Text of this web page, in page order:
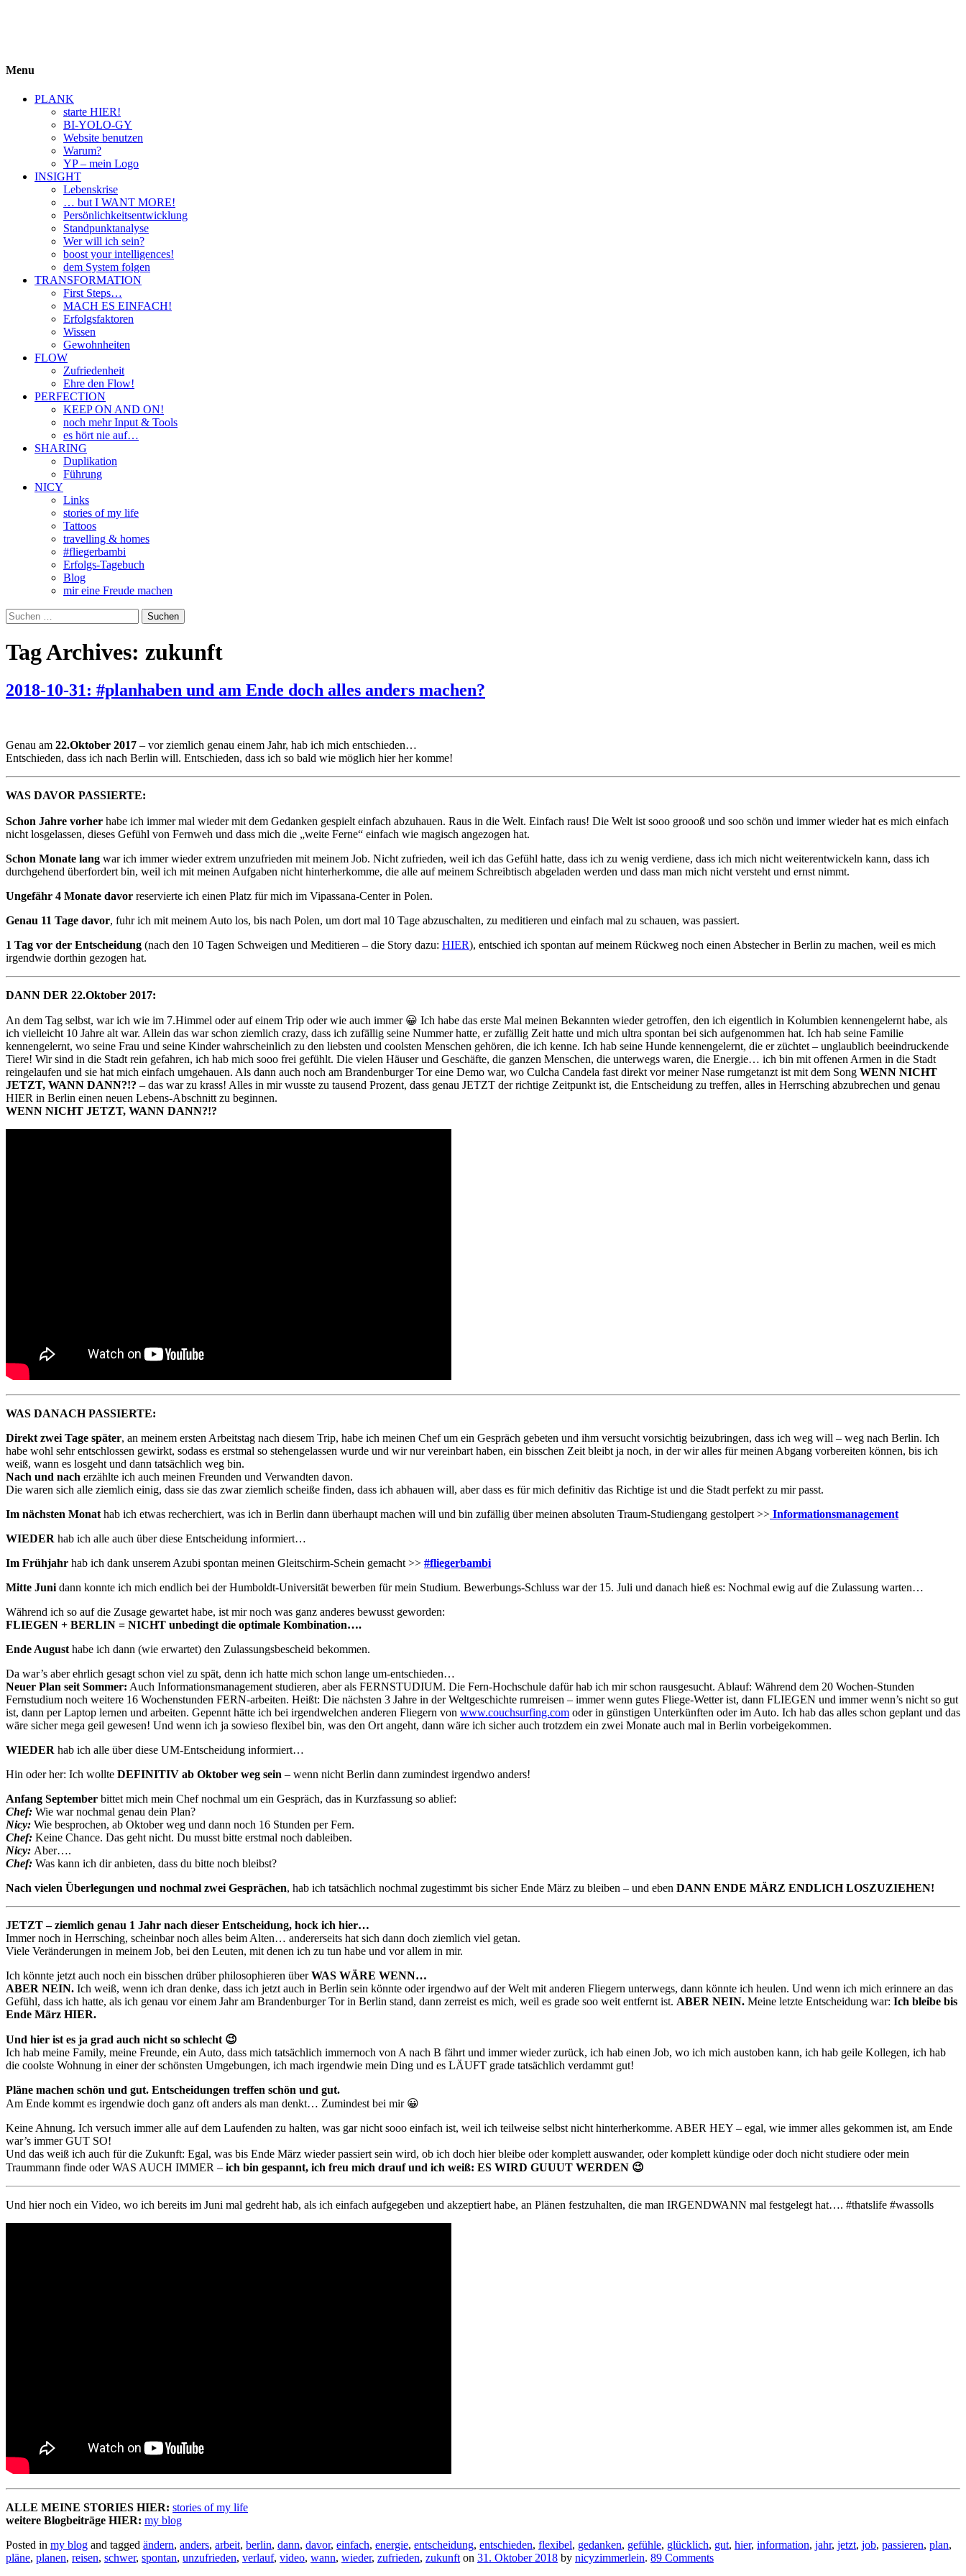
Menu
PLANK
starte HIER!
BI-YOLO-GY
Website benutzen
Warum?
YP – mein Logo
INSIGHT
Lebenskrise
… but I WANT MORE!
Persönlichkeitsentwicklung
Standpunktanalyse
Wer will ich sein?
boost your intelligences!
dem System folgen
TRANSFORMATION
First Steps…
MACH ES EINFACH!
Erfolgsfaktoren
Wissen
Gewohnheiten
FLOW
Zufriedenheit
Ehre den Flow!
PERFECTION
KEEP ON AND ON!
noch mehr Input & Tools
es hört nie auf…
SHARING
Duplikation
Führung
NICY
Links
stories of my life
Tattoos
travelling & homes
#fliegerbambi
Erfolgs-Tagebuch
Blog
mir eine Freude machen
Suchen
nach:
Tag Archives: zukunft
2018-10-31: #planhaben und am Ende doch alles anders machen?
Genau am 22.Oktober 2017 – vor ziemlich genau einem Jahr, hab ich mich entschieden…
Entschieden, dass ich nach Berlin will. Entschieden, dass ich so bald wie möglich hier her komme!
WAS DAVOR PASSIERTE:
Schon Jahre vorher habe ich immer mal wieder mit dem Gedanken gespielt einfach abzuhauen. Raus in die Welt. Einfach raus! Die Welt ist sooo groooß und soo schön und immer wieder hat es mich einfach
nicht losgelassen, dieses Gefühl von Fernweh und dass mich die „weite Ferne“ einfach wie magisch angezogen hat.
Schon Monate lang war ich immer wieder extrem unzufrieden mit meinem Job. Nicht zufrieden, weil ich das Gefühl hatte, dass ich zu wenig verdiene, dass ich mich nicht weiterentwickeln kann, dass ich
durchgehend überfordert bin, weil ich mit meinen Aufgaben nicht hinterherkomme, die alle auf meinem Schreibtisch abgeladen werden und dass man mich nicht versteht und ernst nimmt.
Ungefähr 4 Monate davor reservierte ich einen Platz für mich im Vipassana-Center in Polen.
Genau 11 Tage davor, fuhr ich mit meinem Auto los, bis nach Polen, um dort mal 10 Tage abzuschalten, zu meditieren und einfach mal zu schauen, was passiert.
1 Tag vor der Entscheidung (nach den 10 Tagen Schweigen und Meditieren – die Story dazu: HIER), entschied ich spontan auf meinem Rückweg noch einen Abstecher in Berlin zu machen, weil es mich
irgendwie dorthin gezogen hat.
DANN DER 22.Oktober 2017:
An dem Tag selbst, war ich wie im 7.Himmel oder auf einem Trip oder wie auch immer 😀 Ich habe das erste Mal meinen Bekannten wieder getroffen, den ich eigentlich in Kolumbien kennengelernt habe, als
ich vielleicht 10 Jahre alt war. Allein das war schon ziemlich crazy, dass ich zufällig seine Nummer hatte, er zufällig Zeit hatte und mich ultra spontan bei sich aufgenommen hat. Ich hab seine Familie
kennengelernt, wo seine Frau und seine Kinder wahrscheinlich zu den liebsten und coolsten Menschen gehören, die ich kenne. Ich hab seine Hunde kennengelernt, die er züchtet – unglaublich beeindruckende
Tiere! Wir sind in die Stadt rein gefahren, ich hab mich sooo frei gefühlt. Die vielen Häuser und Geschäfte, die ganzen Menschen, die unterwegs waren, die Energie… ich bin mit offenen Armen in die Stadt
reingelaufen und sie hat mich einfach umgehauen. Als dann auch noch am Brandenburger Tor eine Demo war, wo Culcha Candela fast direkt vor meiner Nase rumgetanzt ist mit dem Song WENN NICHT
JETZT, WANN DANN?!? – das war zu krass! Alles in mir wusste zu tausend Prozent, dass genau JETZT der richtige Zeitpunkt ist, die Entscheidung zu treffen, alles in Herrsching abzubrechen und genau
HIER in Berlin einen neuen Lebens-Abschnitt zu beginnen.
WENN NICHT JETZT, WANN DANN?!?
WAS DANACH PASSIERTE:
Direkt zwei Tage später, an meinem ersten Arbeitstag nach diesem Trip, habe ich meinen Chef um ein Gespräch gebeten und ihm versucht vorsichtig beizubringen, dass ich weg will – weg nach Berlin. Ich
habe wohl sehr entschlossen gewirkt, sodass es erstmal so stehengelassen wurde und wir nur vereinbart haben, ein bisschen Zeit bleibt ja noch, in der wir alles für meinen Abgang vorbereiten können, bis ich
weiß, wann es losgeht und dann tatsächlich weg bin.
Nach und nach erzählte ich auch meinen Freunden und Verwandten davon.
Die waren sich alle ziemlich einig, dass sie das zwar ziemlich scheiße finden, dass ich abhauen will, aber dass es für mich definitiv das Richtige ist und die Stadt perfekt zu mir passt.
Im nächsten Monat hab ich etwas recherchiert, was ich in Berlin dann überhaupt machen will und bin zufällig über meinen absoluten Traum-Studiengang gestolpert >> Informationsmanagement
WIEDER hab ich alle auch über diese Entscheidung informiert…
Im Frühjahr hab ich dank unserem Azubi spontan meinen Gleitschirm-Schein gemacht >> #fliegerbambi
Mitte Juni dann konnte ich mich endlich bei der Humboldt-Universität bewerben für mein Studium. Bewerbungs-Schluss war der 15. Juli und danach hieß es: Nochmal ewig auf die Zulassung warten…
Während ich so auf die Zusage gewartet habe, ist mir noch was ganz anderes bewusst geworden:
FLIEGEN + BERLIN = NICHT unbedingt die optimale Kombination….
Ende August habe ich dann (wie erwartet) den Zulassungsbescheid bekommen.
Da war’s aber ehrlich gesagt schon viel zu spät, denn ich hatte mich schon lange um-entschieden…
Neuer Plan seit Sommer: Auch Informationsmanagement studieren, aber als FERNSTUDIUM. Die Fern-Hochschule dafür hab ich mir schon rausgesucht. Ablauf: Während dem 20 Wochen-Stunden
Fernstudium noch weitere 16 Wochenstunden FERN-arbeiten. Heißt: Die nächsten 3 Jahre in der Weltgeschichte rumreisen – immer wenn gutes Fliege-Wetter ist, dann FLIEGEN und immer wenn’s nicht so gut
ist, dann per Laptop lernen und arbeiten. Gepennt hätte ich bei irgendwelchen anderen Fliegern von www.couchsurfing.com oder in günstigen Unterkünften oder im Auto. Ich hab das alles schon geplant und das
wäre sicher mega geil gewesen! Und wenn ich ja sowieso flexibel bin, was den Ort angeht, dann wäre ich sicher auch trotzdem ein zwei Monate auch mal in Berlin vorbeigekommen.
WIEDER hab ich alle über diese UM-Entscheidung informiert…
Hin oder her: Ich wollte DEFINITIV ab Oktober weg sein – wenn nicht Berlin dann zumindest irgendwo anders!
Anfang September bittet mich mein Chef nochmal um ein Gespräch, das in Kurzfassung so ablief:
Chef: Wie war nochmal genau dein Plan?
Nicy: Wie besprochen, ab Oktober weg und dann noch 16 Stunden per Fern.
Chef: Keine Chance. Das geht nicht. Du musst bitte erstmal noch dableiben.
Nicy: Aber….
Chef: Was kann ich dir anbieten, dass du bitte noch bleibst?
Nach vielen Überlegungen und nochmal zwei Gesprächen, hab ich tatsächlich nochmal zugestimmt bis sicher Ende März zu bleiben – und eben DANN ENDE MÄRZ ENDLICH LOSZUZIEHEN!
JETZT – ziemlich genau 1 Jahr nach dieser Entscheidung, hock ich hier…
Immer noch in Herrsching, scheinbar noch alles beim Alten… andererseits hat sich dann doch ziemlich viel getan.
Viele Veränderungen in meinem Job, bei den Leuten, mit denen ich zu tun habe und vor allem in mir.
Ich könnte jetzt auch noch ein bisschen drüber philosophieren überWAS WÄRE WENN…
ABER NEIN. Ich weiß, wenn ich dran denke, dass ich jetzt auch in Berlin sein könnte oder irgendwo auf der Welt mit anderen Fliegern unterwegs, dann könnte ich heulen. Und wenn ich mich erinnere an das
Gefühl, dass ich hatte, als ich genau vor einem Jahr am Brandenburger Tor in Berlin stand, dann zerreist es mich, weil es grade soo weit entfernt ist. ABER NEIN. Meine letzte Entscheidung war: Ich bleibe bis
Ende März HIER.
Und hier ist es ja grad auch nicht so schlecht 😉
Ich hab meine Family, meine Freunde, ein Auto, dass mich tatsächlich immernoch von A nach B fährt und immer wieder zurück, ich hab einen Job, wo ich mich austoben kann, ich hab geile Kollegen, ich hab
die coolste Wohnung in einer der schönsten Umgebungen, ich mach irgendwie mein Ding und es LÄUFT grade tatsächlich verdammt gut!
Pläne machen schön und gut. Entscheidungen treffen schön und gut.
Am Ende kommt es irgendwie doch ganz oft anders als man denkt… Zumindest bei mir 😀
Keine Ahnung. Ich versuch immer alle auf dem Laufenden zu halten, was gar nicht sooo einfach ist, weil ich teilweise selbst nicht hinterherkomme. ABER HEY – egal, wie immer alles gekommen ist, am Ende
war’s immer GUT SO!
Und das weiß ich auch für die Zukunft: Egal, was bis Ende März wieder passiert sein wird, ob ich doch hier bleibe oder komplett auswander, oder komplett kündige oder doch nicht studiere oder mein
Traummann finde oder WAS AUCH IMMER – ich bin gespannt, ich freu mich drauf und ich weiß: ES WIRD GUUUT WERDEN 😉
Und hier noch ein Video, wo ich bereits im Juni mal gedreht hab, als ich einfach aufgegeben und akzeptiert habe, an Plänen festzuhalten, die man IRGENDWANN mal festgelegt hat…. #thatslife #wassolls
ALLE MEINE STORIES HIER: stories of my life
weitere Blogbeiträge HIER: my blog
Posted in my blog and tagged ändern, anders, arbeit, berlin, dann, davor, einfach, energie, entscheidung, entschieden, flexibel, gedanken, gefühle, glücklich, gut, hier, information, jahr, jetzt, job, passieren, plan,
pläne, planen, reisen, schwer, spontan, unzufrieden, verlauf, video, wann, wieder, zufrieden, zukunft on 31. Oktober 2018 by nicyzimmerlein. 89 Comments